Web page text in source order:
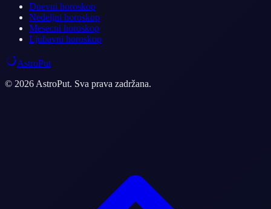
Dnevni horoskop
Nedeljni horoskop
Mesecni horoskop
Ljubavni horoskop
AstroPut
© 2026 AstroPut. Sva prava zadržana.